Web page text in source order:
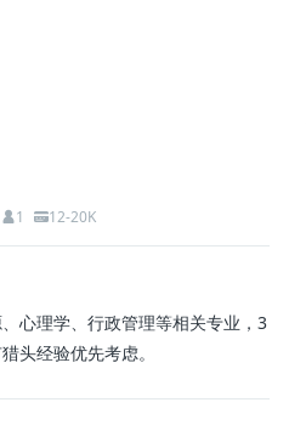
1 12-20K
心理学、行政管理等相关专业，3
头经验优先考虑。